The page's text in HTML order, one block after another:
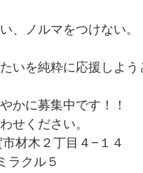
、ノルマをつけない。
いを純粋に応援しよ
かに募集中です！！
せください。
材木２丁目４−１４
ラクル５